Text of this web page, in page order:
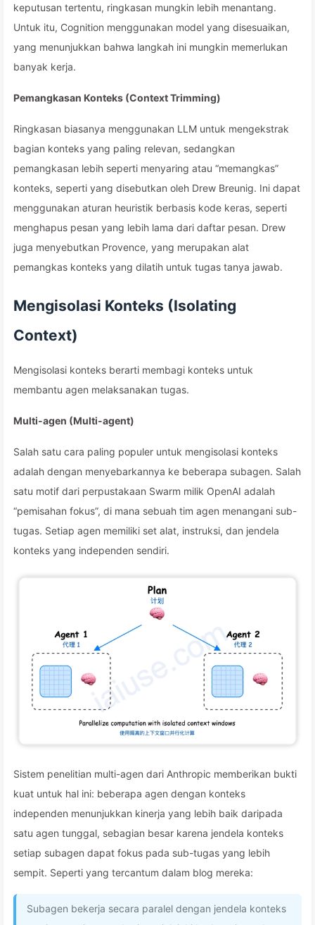
keputusan tertentu, ringkasan mungkin lebih menantang.
Untuk itu, Cognition menggunakan model yang disesuaikan,
yang menunjukkan bahwa langkah ini mungkin memerlukan
banyak kerja.
Pemangkasan Konteks (Context Trimming)
Ringkasan biasanya menggunakan LLM untuk mengekstrak
bagian konteks yang paling relevan, sedangkan
pemangkasan lebih seperti menyaring atau “memangkas”
konteks, seperti yang disebutkan oleh Drew Breunig. Ini dapat
menggunakan aturan heuristik berbasis kode keras, seperti
menghapus pesan yang lebih lama dari daftar pesan. Drew
juga menyebutkan Provence, yang merupakan alat
pemangkas konteks yang dilatih untuk tugas tanya jawab.
Mengisolasi Konteks (Isolating
Context)
Mengisolasi konteks berarti membagi konteks untuk
membantu agen melaksanakan tugas.
Multi-agen (Multi-agent)
Salah satu cara paling populer untuk mengisolasi konteks
adalah dengan menyebarkannya ke beberapa subagen. Salah
satu motif dari perpustakaan Swarm milik OpenAI adalah
“pemisahan fokus”, di mana sebuah tim agen menangani sub-
tugas. Setiap agen memiliki set alat, instruksi, dan jendela
konteks yang independen sendiri.
Sistem penelitian multi-agen dari Anthropic memberikan bukti
kuat untuk hal ini: beberapa agen dengan konteks
independen menunjukkan kinerja yang lebih baik daripada
satu agen tunggal, sebagian besar karena jendela konteks
setiap subagen dapat fokus pada sub-tugas yang lebih
sempit. Seperti yang tercantum dalam blog mereka:
Subagen bekerja secara paralel dengan jendela konteks